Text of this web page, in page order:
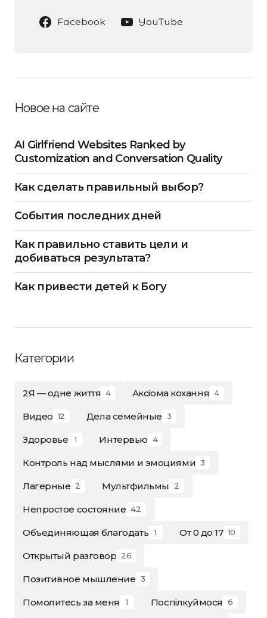
Facebook YouTube
Новое на сайте
AI Girlfriend Websites Ranked by
Customization and Conversation Quality
Как сделать правильный выбор?
События последних дней
Как правильно ставить цели и
добиваться результата?
Как привести детей к Богу
Категории
2Я — одне життя 4 Аксіома кохання 4
Видео 12 Дела семейные 3
Здоровье 1 Интервью 4
Контроль над мыслями и эмоциями 3
Лагерные 2 Мультфильмы 2
Непростое состояние 42
Объединяющая благодать 1 От 0 до 17 10
Открытый разговор 26
Позитивное мышление 3
Помолитесь за меня 1 Поспілкуймося 6